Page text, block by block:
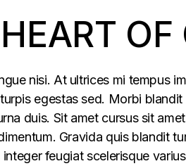
OF
nisi. At ultrices mi tempus
egestas sed. Morbi blandit
duis. Sit amet cursus sit
Gravida quis blandit
feugiat scelerisque